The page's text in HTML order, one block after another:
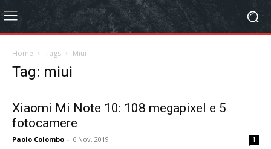
Home Tags Miui
Tag: miui
Xiaomi Mi Note 10: 108 megapixel e 5
fotocamere
Paolo Colombo - 6 Nov, 2019 1